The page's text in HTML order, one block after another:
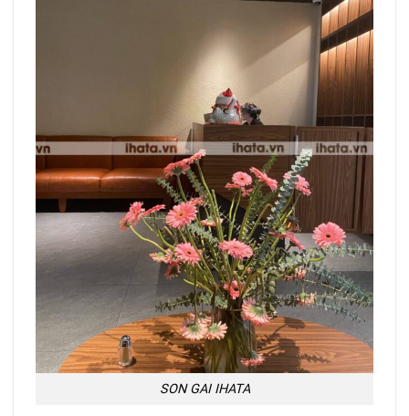
SON GAI IHATA